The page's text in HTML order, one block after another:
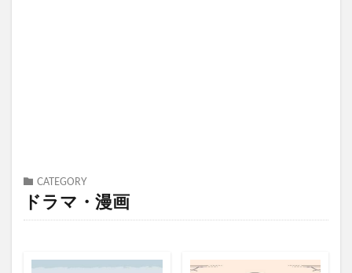
CATEGORY
ドラマ・漫画